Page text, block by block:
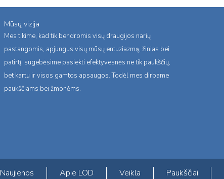
Mūsų vizija
Mes tikime, kad tik bendromis visų draugijos narių
pastangomis, apjungus visų mūsų entuziazmą, žinias bei
patirtį, sugebėsime pasiekti efektyvesnės ne tik paukščių,
bet kartu ir visos gamtos apsaugos. Todėl mes dirbame
paukščiams bei žmonėms.
Naujienos Apie LOD Veikla Paukščiai